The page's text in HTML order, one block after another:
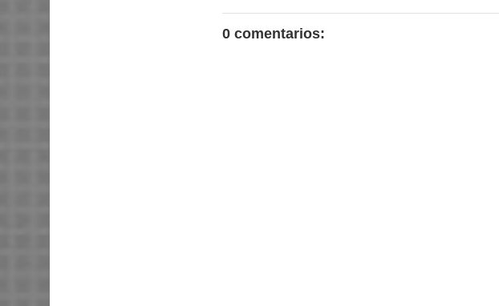
0 comentarios: